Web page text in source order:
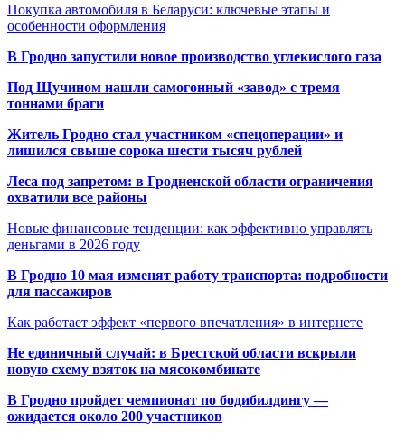
Покупка автомобиля в Беларуси: ключевые этапы и
особенности оформления
В Гродно запустили новое производство углекислого газа
Под Щучином нашли самогонный «завод» с тремя
тоннами браги
Житель Гродно стал участником «спецоперации» и
лишился свыше сорока шести тысяч рублей
Леса под запретом: в Гродненской области ограничения
охватили все районы
Новые финансовые тенденции: как эффективно управлять
деньгами в 2026 году
В Гродно 10 мая изменят работу транспорта: подробности
для пассажиров
Как работает эффект «первого впечатления» в интернете
Не единичный случай: в Брестской области вскрыли
новую схему взяток на мясокомбинате
В Гродно пройдет чемпионат по бодибилдингу —
ожидается около 200 участников